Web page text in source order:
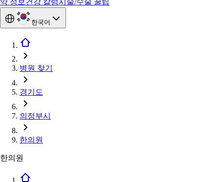
약 정보 건강 칼럼시술/수술 꿀팁
한국어
병원 찾기
경기도
의정부시
한의원
한의원